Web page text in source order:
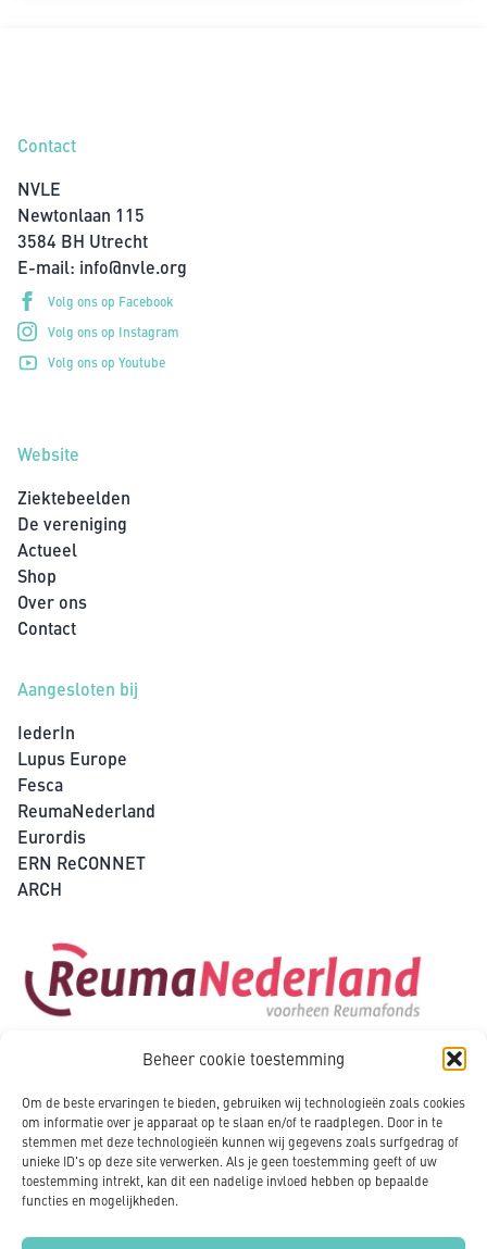
Beheer cookie toestemming
Om de beste ervaringen te bieden, gebruiken wij technologieën zoals cookies
om informatie over je apparaat op te slaan en/of te raadplegen. Door in te
stemmen met deze technologieën kunnen wij gegevens zoals surfgedrag of
unieke ID's op deze site verwerken. Als je geen toestemming geeft of uw
toestemming intrekt, kan dit een nadelige invloed hebben op bepaalde
functies en mogelijkheden.
Contact
NVLE
Newtonlaan 115
3584 BH Utrecht
E-mail: info@nvle.org
Volg ons op Facebook
Volg ons op Instagram
Volg ons op Youtube
Website
Ziektebeelden
De vereniging
Actueel
Shop
Over ons
Contact
Aangesloten bij
IederIn
Lupus Europe
Fesca
ReumaNederland
Eurordis
ERN ReCONNET
ARCH